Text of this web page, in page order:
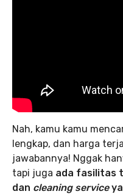
Nah, kamu kamu
lengkap, dan harga
jawabannya! Nggak
tapi juga ada fasilitas
dan cleaning service